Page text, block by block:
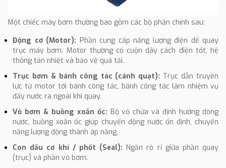
Một chiếc máy bơm thường bao gồm các bộ phận chính sau:
Động cơ (Motor): Phần cung cấp năng lượng điện để quay
trục máy bơm. Motor thường có cuộn dây cách điện tốt, hệ
thống tản nhiệt và bảo vệ quá tải.
Trục bơm & bánh công tác (cánh quạt): Trục dẫn truyền
lực từ motor tới bánh công tác, bánh công tác làm nhiệm vụ
đẩy nước ra ngoài khi quay.
Vỏ bơm & buồng xoắn ốc: Bộ vỏ chứa và định hướng dòng
nước, buồng xoắn ốc giúp chuyển động nước ổn định, chuyển
năng lượng động thành áp năng.
Con dấu cơ khí / phốt (Seal): Ngăn rò rỉ giữa phần quay
(trục) và phần vỏ bơm.